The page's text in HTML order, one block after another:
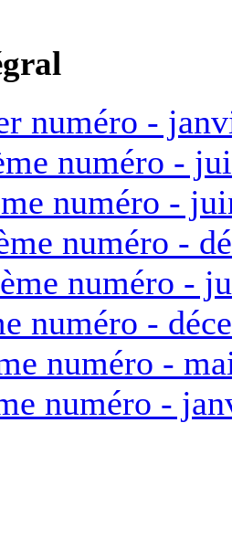
numéro -
numéro -
numéro -
numéro -
numéro -
numéro -
numéro -
numéro -